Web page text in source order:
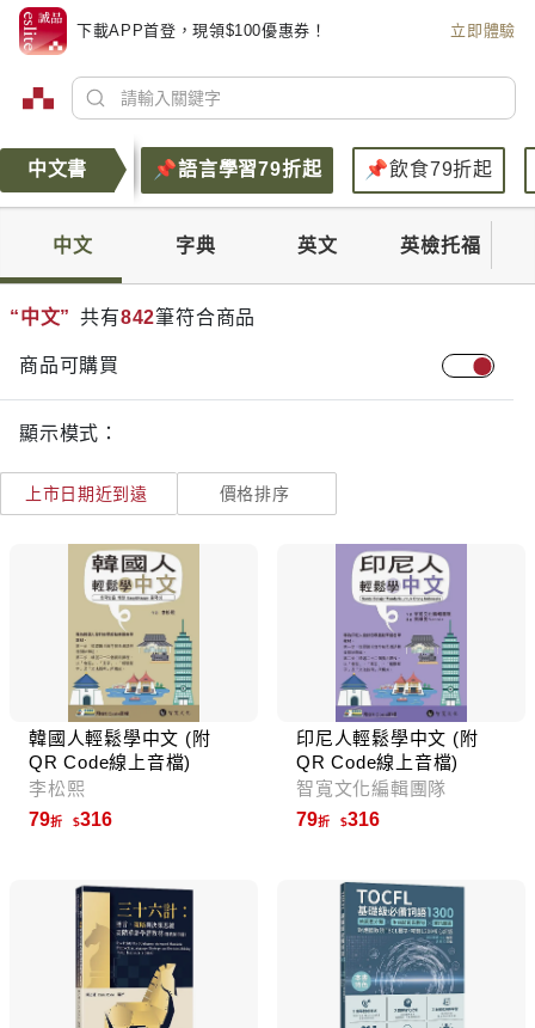
下載APP首登，現領$100優惠券！ 立即體驗
中文書
說79折起 📌語言學習79折起 📌飲食79折起
中文 字典 英文 英檢托福
“中文” 共有842筆符合商品
商品可購買
顯示模式：
上市日期近到遠 價格排序
韓國人輕鬆學中文 (附
QR Code線上音檔)
李松熙
79折 316
印尼人輕鬆學中文 (附
QR Code線上音檔)
智寬文化編輯團隊
79折 316